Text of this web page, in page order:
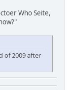
Who Seite,
of 2009 after